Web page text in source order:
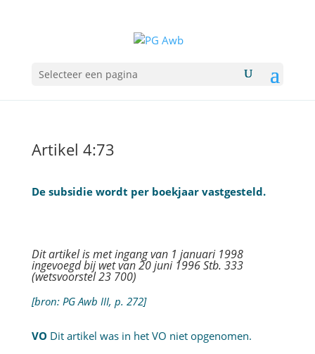
Selecteer een pagina
Artikel 4:73
De subsidie wordt per boekjaar vastgesteld.
Dit artikel is met ingang van 1 januari 1998
ingevoegd bij wet van 20 juni 1996 Stb. 333
(wetsvoorstel 23 700)
[bron: PG Awb III, p. 272]
VO Dit artikel was in het VO niet opgenomen.